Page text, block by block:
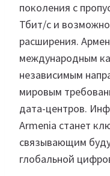
поколения с
Тбит/с и
расширения.
международным
независимым
мировым
дата-центров.
Armenia станет
связывающим
глобальной